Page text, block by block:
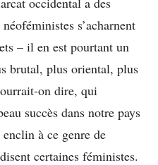
s’acharnent
– il en est pourtant un
brutal, plus oriental, plus
on dire, qui
succès dans notre pays
à ce genre de
certaines féministes.